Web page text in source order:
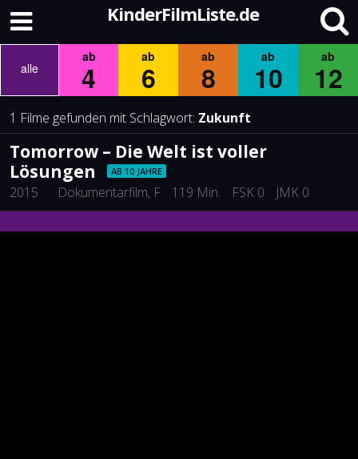
KinderFilmListe.de
alle
ab
4
ab
6
ab
8
ab
10
ab
12
1 Filme gefunden mit Schlagwort: Zukunft
Tomorrow – Die Welt ist voller
Lösungen
AB 10 JAHRE
2015 Dokumentarfilm, F 119 Min. FSK 0 JMK 0